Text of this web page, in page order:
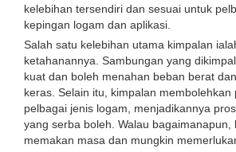
kelebihan tersendiri dan sesuai untuk
kepingan logam dan aplikasi.
Salah satu kelebihan utama kimpalan
ketahanannya. Sambungan yang
kuat dan boleh menahan beban berat
keras. Selain itu, kimpalan membolehkan
pelbagai jenis logam, menjadikannya
yang serba boleh. Walau bagaimanapun,
memakan masa dan mungkin